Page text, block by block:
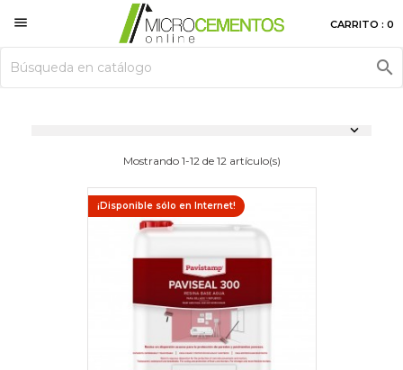
 CARRITO : 0


Mostrando 1-12 de 12 artículo(s)
¡Disponible sólo en Internet!